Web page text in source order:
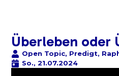
Überleben oder
Open Topic, Predigt,
So., 21.07.2024